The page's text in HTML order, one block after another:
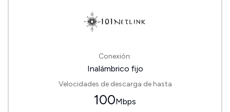
Conexión:
Inalámbrico fijo
Velocidades de descarga de hasta
100Mbps